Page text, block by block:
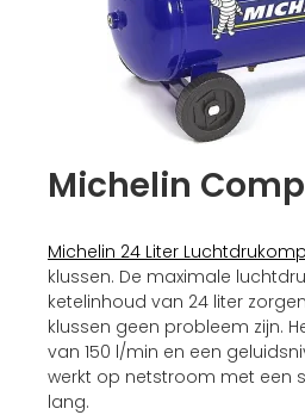
Michelin
Michelin 24 Liter
klussen. De maximale
ketelinhoud van 24 liter
klussen geen probleem zijn.
van 150 l/min en een
werkt op netstroom met een
lang.